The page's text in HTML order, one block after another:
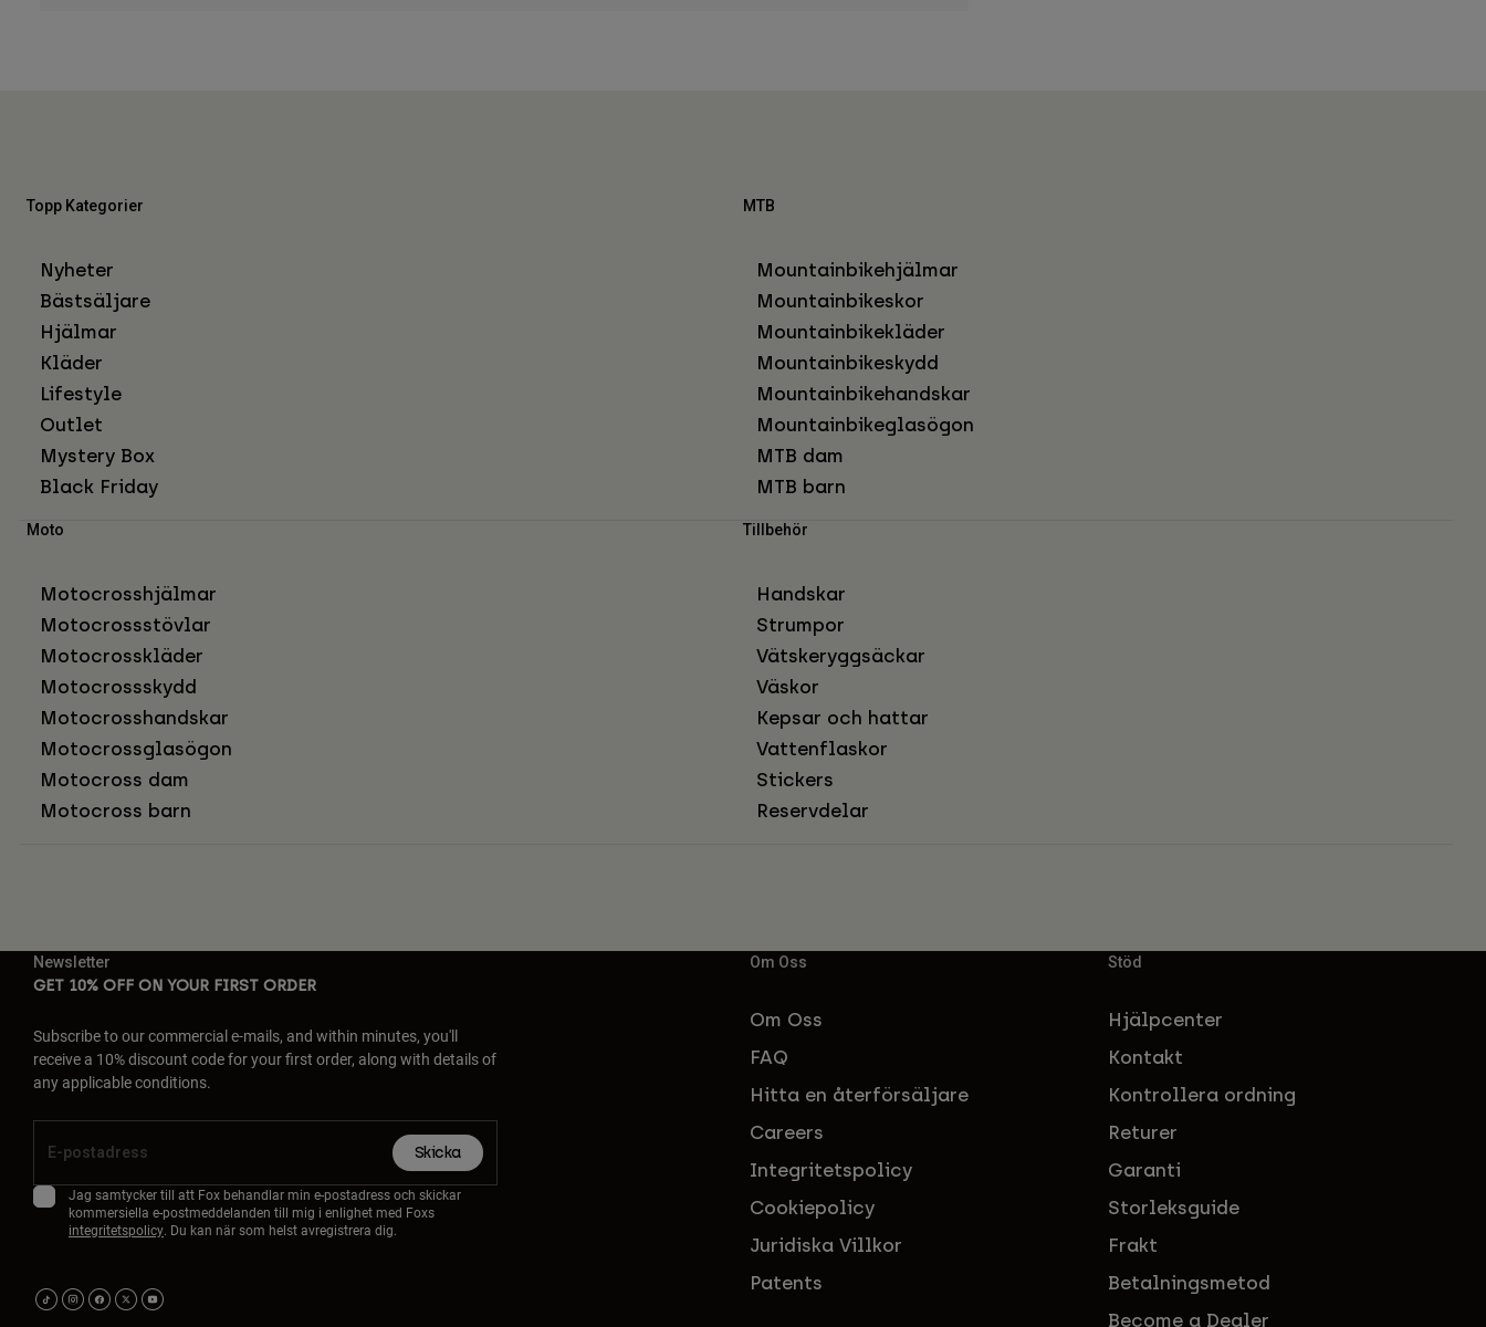
Topp Kategorier
Nyheter
Bästsäljare
Hjälmar
Kläder
Lifestyle
Outlet
Mystery Box
Black Friday
MTB
Mountainbikehjälmar
Mountainbikeskor
Mountainbikekläder
Mountainbikeskydd
Mountainbikehandskar
Mountainbikeglasögon
MTB dam
MTB barn
Moto
Motocrosshjälmar
Motocrossstövlar
Motocrosskläder
Motocrossskydd
Motocrosshandskar
Motocrossglasögon
Motocross dam
Motocross barn
Tillbehör
Handskar
Strumpor
Vätskeryggsäckar
Väskor
Kepsar och hattar
Vattenflaskor
Stickers
Reservdelar
Newsletter
GET 10% OFF ON YOUR FIRST ORDER
Subscribe to our commercial e-mails, and within minutes, you'll
receive a 10% discount code for your first order, along with details of
any applicable conditions.
Skicka
Jag samtycker till att Fox behandlar min e-postadress och skickar
kommersiella e-postmeddelanden till mig i enlighet med Foxs
integritetspolicy. Du kan när som helst avregistrera dig.
Om Oss
Om Oss
FAQ
Hitta en återförsäljare
Careers
Integritetspolicy
Cookiepolicy
Juridiska Villkor
Patents
Stöd
Hjälpcenter
Kontakt
Kontrollera ordning
Returer
Garanti
Storleksguide
Frakt
Betalningsmetod
Become a Dealer